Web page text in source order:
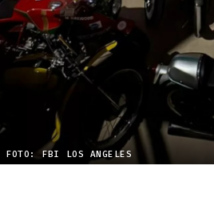
FOTO: FBI LOS ANGELES